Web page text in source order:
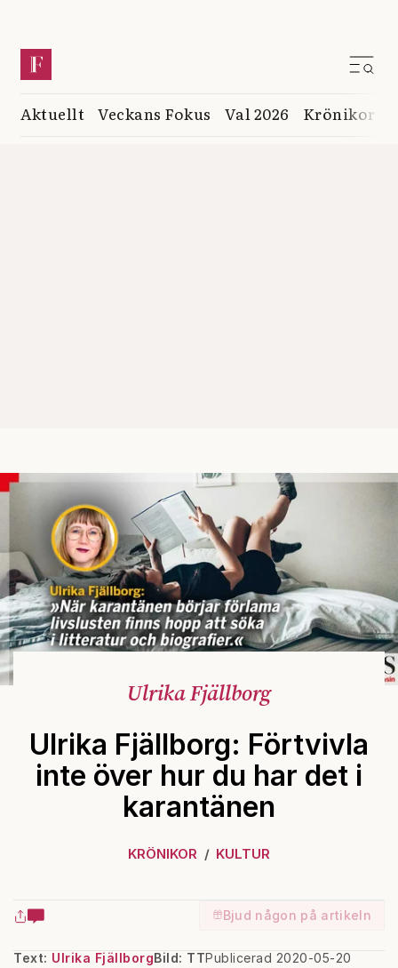
Aktuellt Veckans Fokus Val 2026 Krönikor
Ulrika Fjällborg
Ulrika Fjällborg: Förtvivla
inte över hur du har det i
karantänen
KRÖNIKOR KULTUR
Bjud någon på artikeln
Text: Ulrika Fjällborg Publicerad 2020-05-20
Bild: TT